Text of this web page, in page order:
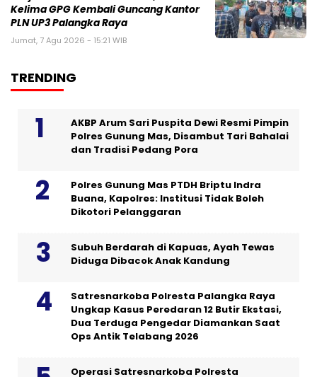
Kelima GPG Kembali Guncang Kantor
PLN UP3 Palangka Raya
Jumat, 7 Agu 2026 - 15:21 WIB
TRENDING
AKBP Arum Sari Puspita Dewi Resmi Pimpin
Polres Gunung Mas, Disambut Tari Bahalai
dan Tradisi Pedang Pora
Polres Gunung Mas PTDH Briptu Indra
Buana, Kapolres: Institusi Tidak Boleh
Dikotori Pelanggaran
Subuh Berdarah di Kapuas, Ayah Tewas
Diduga Dibacok Anak Kandung
Satresnarkoba Polresta Palangka Raya
Ungkap Kasus Peredaran 12 Butir Ekstasi,
Dua Terduga Pengedar Diamankan Saat
Ops Antik Telabang 2026
Operasi Satresnarkoba Polresta